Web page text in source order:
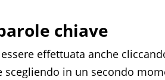
chiave
effettuata anche
scegliendo in un secondo